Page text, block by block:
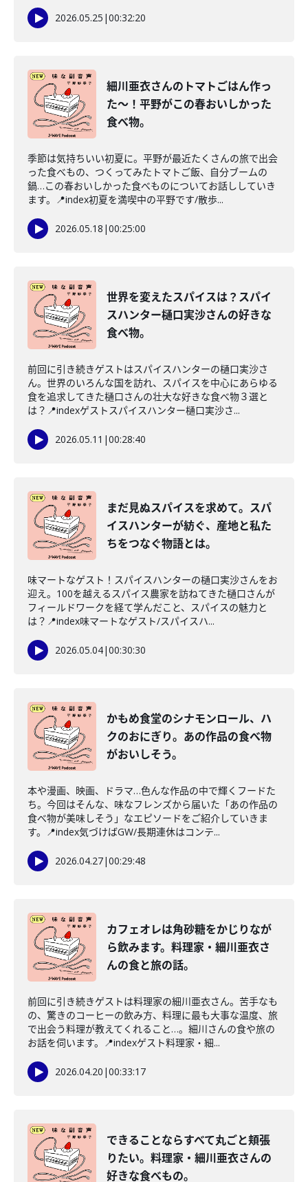
2026.05.25 |00:32:20
細川亜衣さんのトマトごはん作っ
た〜！平野がこの春おいしかった
食べ物。
季節は気持ちいい初夏に。平野が最近たくさんの旅で出会
った食べもの、つくってみたトマトご飯、自分ブームの
鍋…この春おいしかった食べものについてお話ししていき
ます。📍index初夏を満喫中の平野です/散歩...
2026.05.18 |00:25:00
世界を変えたスパイスは？スパイ
スハンター樋口実沙さんの好きな
食べ物。
前回に引き続きゲストはスパイスハンターの樋口実沙さ
ん。世界のいろんな国を訪れ、スパイスを中心にあらゆる
食を追求してきた樋口さんの壮大な好きな食べ物３選と
は？📍indexゲストスパイスハンター樋口実沙さ...
2026.05.11 |00:28:40
まだ見ぬスパイスを求めて。スパ
イスハンターが紡ぐ、産地と私た
ちをつなぐ物語とは。
味マートなゲスト！スパイスハンターの樋口実沙さんをお
迎え。100を越えるスパイス農家を訪ねてきた樋口さんが
フィールドワークを経て学んだこと、スパイスの魅力と
は？📍index味マートなゲスト/スパイスハ...
2026.05.04|00:30:30
かもめ食堂のシナモンロール、ハ
クのおにぎり。あの作品の食べ物
がおいしそう。
本や漫画、映画、ドラマ…色んな作品の中で輝くフードた
ち。今回はそんな、味なフレンズから届いた「あの作品の
食べ物が美味しそう」なエピソードをご紹介していきま
す。📍index気づけばGW/長期連休はコンテ...
2026.04.27|00:29:48
カフェオレは角砂糖をかじりなが
ら飲みます。料理家・細川亜衣さ
んの食と旅の話。
前回に引き続きゲストは料理家の細川亜衣さん。苦手なも
の、驚きのコーヒーの飲み方、料理に最も大事な温度、旅
で出会う料理が教えてくれること…。細川さんの食や旅の
お話を伺います。📍indexゲスト料理家・細...
2026.04.20 |00:33:17
できることならすべて丸ごと頬張
りたい。料理家・細川亜衣さんの
好きな食べもの。